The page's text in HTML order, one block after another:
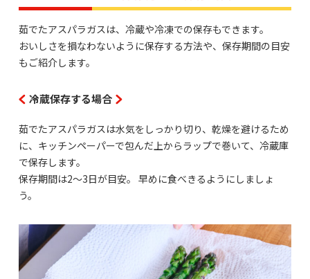
茹でたアスパラガスは、冷蔵や冷凍での保存もできます。
おいしさを損なわないように保存する方法や、保存期間の目安
もご紹介します。
冷蔵保存する場合
茹でたアスパラガスは水気をしっかり切り、乾燥を避けるため
に、キッチンペーパーで包んだ上からラップで巻いて、冷蔵庫
で保存します。
保存期間は2～3日が目安。 早めに食べきるようにしましょ
う。